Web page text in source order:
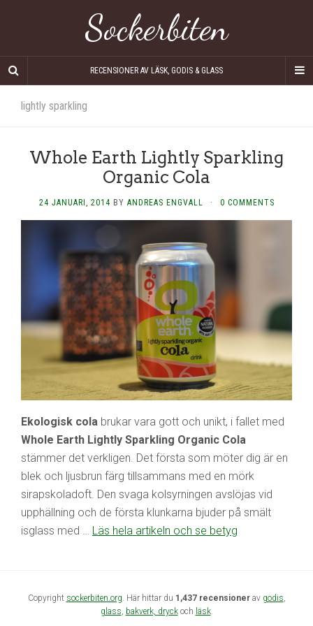
Sockerbiten
RECENSIONER AV LÄSK, GODIS & GLASS
lightly sparkling
Whole Earth Lightly Sparkling
Organic Cola
24 JANUARI, 2014 BY ANDREAS ENGVALL · 0 COMMENTS
Ekologisk cola brukar vara gott och unikt, i fallet med
Whole Earth Lightly Sparkling Organic Cola
stämmer det verkligen. Det första som möter dig är en
blek och ljusbrun färg tillsammans med en mörk
sirapskoladoft. Den svaga kolsyrningen avslöjas vid
upphällning och de första klunkarna bjuder på smält
isglass med … Läs hela artikeln och se betyg
Copyright sockerbiten.org . Här hittar du 1,437 recensionerav godis
glass bakverk, dryckoch läsk.